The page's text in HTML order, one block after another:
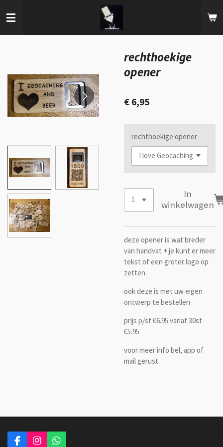
direct
rechthoekige
opener
€ 6,95
rechthoekige opener
In
winkelwagen
deze opener is wat breder
van handvat + je kunt er meer
tekst of een groter logo op
zetten.
ook deze is met uw eigen
ontwerp te bestellen
prijs p/st €6.95 vanaf 30st
€5.95
voor meer info bel, app of
mail gerust
F I W